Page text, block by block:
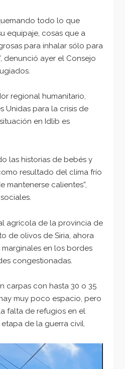
todo lo que
equipaje, cosas que a
para inhalar sólo para
denunció ayer el Consejo
regional humanitario,
Unidas para la crisis de
en Idlib es
las historias de bebés y
resultado del clima frío
mantenerse calientes”,
agrícola de la provincia de
de olivos de Siria, ahora
en los bordes
congestionadas.
carpas con hasta 30 o 35
muy poco espacio, pero
falta de refugios en el
de la guerra civil.